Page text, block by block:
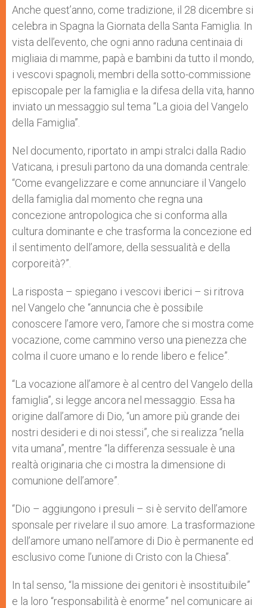
p
p
g
e
r
o
k
r
Anche quest’anno, come tradizione, il 28 dicembre si
celebra in Spagna la Giornata della Santa Famiglia. In
vista dell’evento, che ogni anno raduna centinaia di
migliaia di mamme, papà e bambini da tutto il mondo,
i vescovi spagnoli, membri della sotto-commissione
episcopale per la famiglia e la difesa della vita, hanno
inviato un messaggio sul tema “La gioia del Vangelo
della Famiglia”.
Nel documento, riportato in ampi stralci dalla Radio
Vaticana, i presuli partono da una domanda centrale:
“Come evangelizzare e come annunciare il Vangelo
della famiglia dal momento che regna una
concezione antropologica che si conforma alla
cultura dominante e che trasforma la concezione ed
il sentimento dell’amore, della sessualità e della
corporeità?”.
La risposta – spiegano i vescovi iberici – si ritrova
nel Vangelo che “annuncia che è possibile
conoscere l’amore vero, l’amore che si mostra come
vocazione, come cammino verso una pienezza che
colma il cuore umano e lo rende libero e felice”.
“La vocazione all’amore è al centro del Vangelo della
famiglia”, si legge ancora nel messaggio. Essa ha
origine dall’amore di Dio, “un amore più grande dei
nostri desideri e di noi stessi”, che si realizza “nella
vita umana”, mentre “la differenza sessuale è una
realtà originaria che ci mostra la dimensione di
comunione dell’amore”.
“Dio – aggiungono i presuli – si è servito dell’amore
sponsale per rivelare il suo amore. La trasformazione
dell’amore umano nell’amore di Dio è permanente ed
esclusivo come l’unione di Cristo con la Chiesa”.
In tal senso, “la missione dei genitori è insostituibile”
e la loro “responsabilità è enorme” nel comunicare ai